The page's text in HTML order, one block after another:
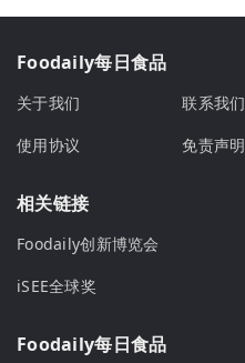
Foodaily每日食品
关于我们 联系我们
使用协议
免责声明
相关链接
Foodaily创新博览会
iSEE全球奖
Foodaily每日食品